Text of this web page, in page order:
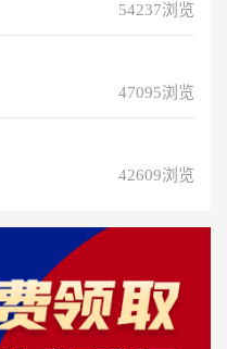
54237浏览
47095浏览
42609浏览